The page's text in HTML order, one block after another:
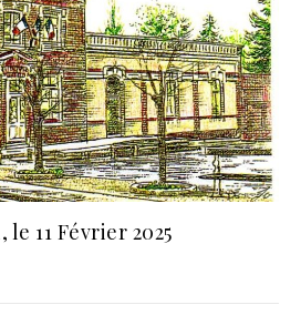
11 Février 2025